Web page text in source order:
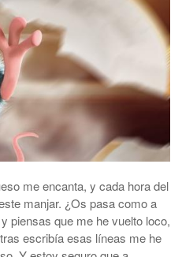
me encanta, y cada hora del
manjar. ¿Os pasa como a
piensas que me he vuelto loco,
escribía esas líneas me he